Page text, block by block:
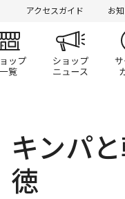
アクセスガイド お
ント/キャンペーン
ショップ一覧 シ
キンパ
徳